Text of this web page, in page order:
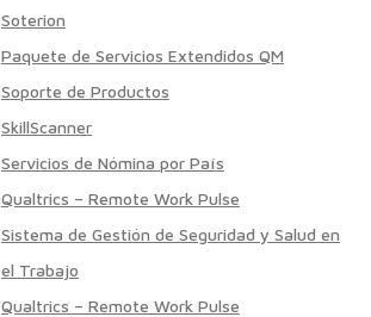
Soterion
Paquete de Servicios Extendidos QM
Soporte de Productos
SkillScanner
Servicios de Nómina por País
Qualtrics – Remote Work Pulse
Sistema de Gestión de Seguridad y Salud en
el Trabajo
Qualtrics – Remote Work Pulse